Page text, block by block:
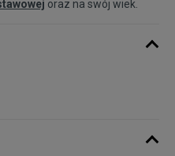
oraz na swój wiek.